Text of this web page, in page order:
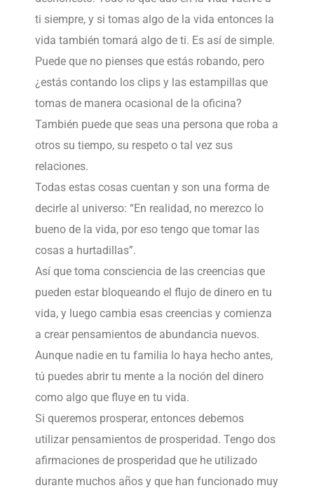
ti siempre, y si tomas algo de la vida entonces la
vida también tomará algo de ti. Es así de simple.
Puede que no pienses que estás robando, pero
¿estás contando los clips y las estampillas que
tomas de manera ocasional de la oficina?
También puede que seas una persona que roba a
otros su tiempo, su respeto o tal vez sus
relaciones.
Todas estas cosas cuentan y son una forma de
decirle al universo: “En realidad, no merezco lo
bueno de la vida, por eso tengo que tomar las
cosas a hurtadillas”.
Así que toma consciencia de las creencias que
pueden estar bloqueando el flujo de dinero en tu
vida, y luego cambia esas creencias y comienza
a crear pensamientos de abundancia nuevos.
Aunque nadie en tu familia lo haya hecho antes,
tú puedes abrir tu mente a la noción del dinero
como algo que fluye en tu vida.
Si queremos prosperar, entonces debemos
utilizar pensamientos de prosperidad. Tengo dos
afirmaciones de prosperidad que he utilizado
durante muchos años y que han funcionado muy